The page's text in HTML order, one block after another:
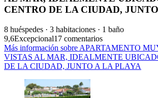
CENTRO DE LA CIUDAD,
8 huéspedes · 3 habitaciones · 1 baño
9,6Excepcional17 comentarios
Más información sobre APARTAMENTO
VISTAS AL MAR, IDEALMENTE
DE LA CIUDAD, JUNTO A LA PLAYA